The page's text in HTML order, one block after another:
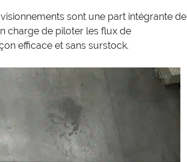
sont une part intégrante de
charge de piloter les flux de
efficace et sans surstock.